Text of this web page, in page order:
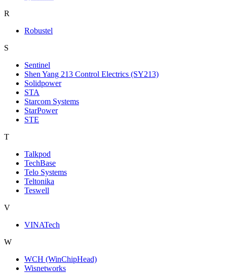
R
Robustel
S
Sentinel
Shen Yang 213 Control Electrics (SY213)
Solidpower
STA
Starcom Systems
StarPower
STE
T
Talkpod
TechBase
Telo Systems
Teltonika
Teswell
V
VINATech
W
WCH (WinChipHead)
Wisnetworks